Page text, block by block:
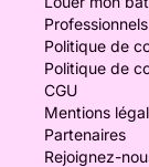
Professionnels
Politique de
Politique de
CGU
Mentions
Partenaires
Rejoignez-